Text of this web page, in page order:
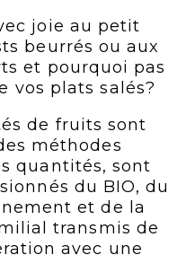
joie au petit
beurrés ou aux
et pourquoi pas
vos plats salés?
de fruits sont
méthodes
quantités, sont
du BIO, du
et de la
transmis de
avec une